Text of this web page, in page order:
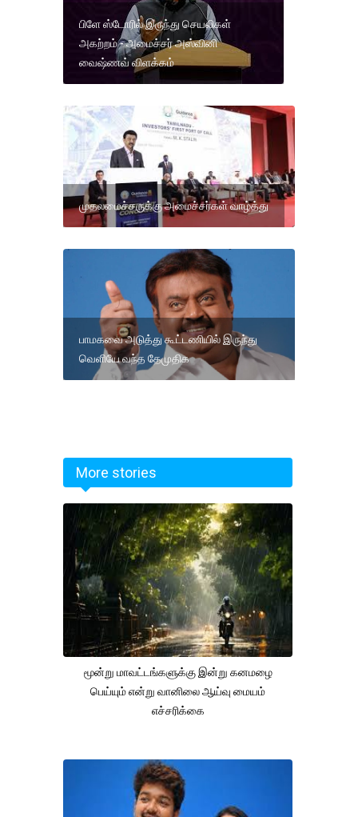
பிளே ஸ்டோரில் இருந்து செயலிகள்
அகற்றம் - அமைச்சர் அஸ்வினி
வைஷ்ணவ் விளக்கம்
முதலமைச்சருக்கு அமைச்சர்கள் வாழ்த்து
பாமகவை அடுத்து கூட்டணியில் இருந்து
வெளியே வந்த தேமுதிக
More stories
மூன்று மாவட்டங்களுக்கு இன்று கனமழை
பெய்யும் என்று வானிலை ஆய்வு மையம்
எச்சரிக்கை